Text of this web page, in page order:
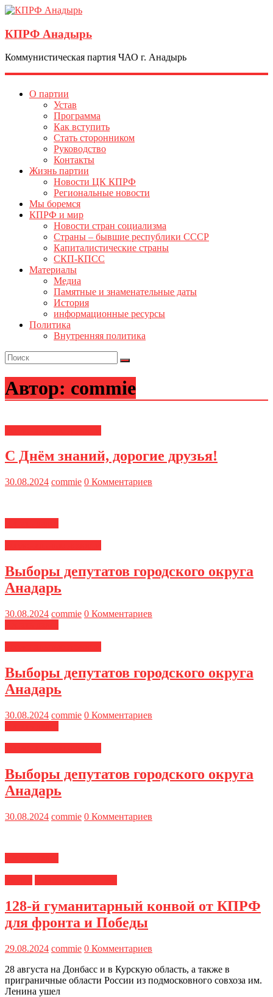
КПРФ Анадырь
Коммунистическая партия ЧАО г. Анадырь
О партии
Устав
Программа
Как вступить
Стать сторонником
Руководство
Контакты
Жизнь партии
Новости ЦК КПРФ
Региональные новости
Мы боремся
КПРФ и мир
Новости стран социализма
Страны – бывшие республики СССР
Капиталистические страны
СКП-КПСС
Материалы
Медиа
Памятные и знаменательные даты
История
информационные ресурсы
Политика
Внутренняя политика
Автор: commie
С Днём знаний, дорогие друзья!
30.08.2024 commie 0 Комментариев
Выборы депутатов городского округа
Анадарь
30.08.2024 commie 0 Комментариев
Выборы депутатов городского округа
Анадарь
30.08.2024 commie 0 Комментариев
Выборы депутатов городского округа
Анадарь
30.08.2024 commie 0 Комментариев
128-й гуманитарный конвой от КПРФ
для фронта и Победы
29.08.2024 commie 0 Комментариев
28 августа на Донбасс и в Курскую область, а также в
приграничные области России из подмосковного совхоза им.
Ленина ушел